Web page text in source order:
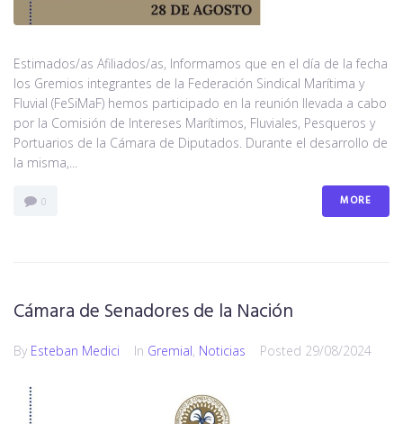
Estimados/as Afiliados/as, Informamos que en el día de la fecha
los Gremios integrantes de la Federación Sindical Marítima y
Fluvial (FeSiMaF) hemos participado en la reunión llevada a cabo
por la Comisión de Intereses Marítimos, Fluviales, Pesqueros y
Portuarios de la Cámara de Diputados. Durante el desarrollo de
la misma,...
0 MORE
Cámara de Senadores de la Nación
By Esteban Medici In Gremial, Noticias Posted 29/08/2024